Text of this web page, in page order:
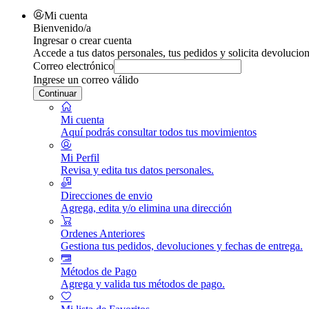
Mi cuenta
Bienvenido/a
Ingresar o crear cuenta
Accede a tus datos personales, tus pedidos y solicita
Correo electrónico
Ingrese un correo válido
Continuar
Mi cuenta
Aquí podrás consultar todos tus movimientos
Mi Perfil
Revisa y edita tus datos personales.
Direcciones de envio
Agrega, edita y/o elimina una dirección
Ordenes Anteriores
Gestiona tus pedidos, devoluciones y fechas de entrega.
Métodos de Pago
Agrega y valida tus métodos de pago.